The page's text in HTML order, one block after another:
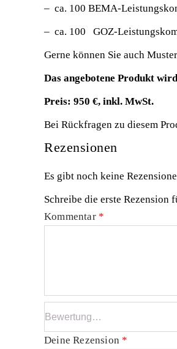
– ca. 100 BEMA-
– ca. 100 GOZ-
Gerne können Sie auch
Das angebotene Produkt
Preis: 950 €, inkl. MwSt.
Bei Rückfragen zu diesem
Rezensionen
Es gibt noch keine
Schreibe die erste Rezension
Kommentar *
Deine Rezension *